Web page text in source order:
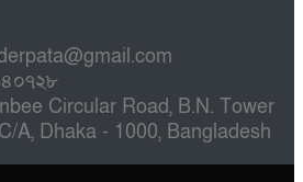
Circular Road, B.N. Tower
A, Dhaka - 1000, Bangladesh